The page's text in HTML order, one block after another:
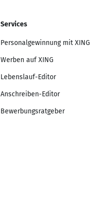
Services
Personalgewinnung mit XING
Werben auf XING
Lebenslauf-Editor
Anschreiben-Editor
Bewerbungsratgeber